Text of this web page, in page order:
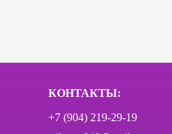
КОНТАКТЫ:
+7 (904) 219-29-19